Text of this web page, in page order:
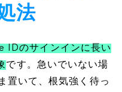
法
IDのサインインに長い
です。急いでいない場
置いて、根気強く待っ